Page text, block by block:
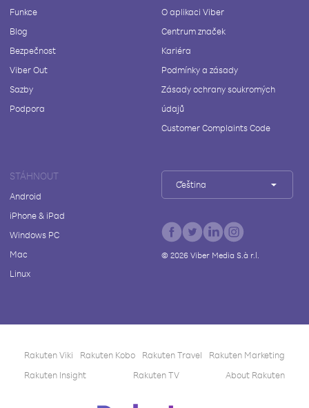
Funkce
Blog
Bezpečnost
Viber Out
Sazby
Podpora
O aplikaci Viber
Centrum značek
Kariéra
Podmínky a zásady
Zásady ochrany soukromých
údajů
Customer Complaints Code
STÁHNOUT
Android
iPhone & iPad
Windows PC
Mac
Linux
Čeština
© 2026Viber Media S.à r.l.
Rakuten Viki Rakuten Kobo Rakuten Travel
Rakuten Marketing
Rakuten Insight
Rakuten TV About Rakuten